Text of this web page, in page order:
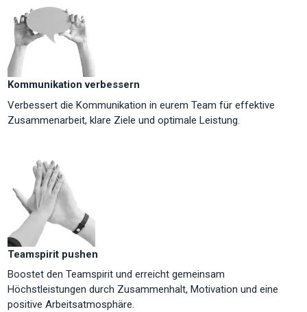
Kommunikation verbessern
Verbessert die Kommunikation in eurem Team für effektive
Zusammenarbeit, klare Ziele und optimale Leistung.
Teamspirit pushen
Boostet den Teamspirit und erreicht gemeinsam
Höchstleistungen durch Zusammenhalt, Motivation und eine
positive Arbeitsatmosphäre.